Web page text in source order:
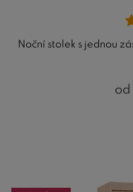
Noční stolek s jednou
od